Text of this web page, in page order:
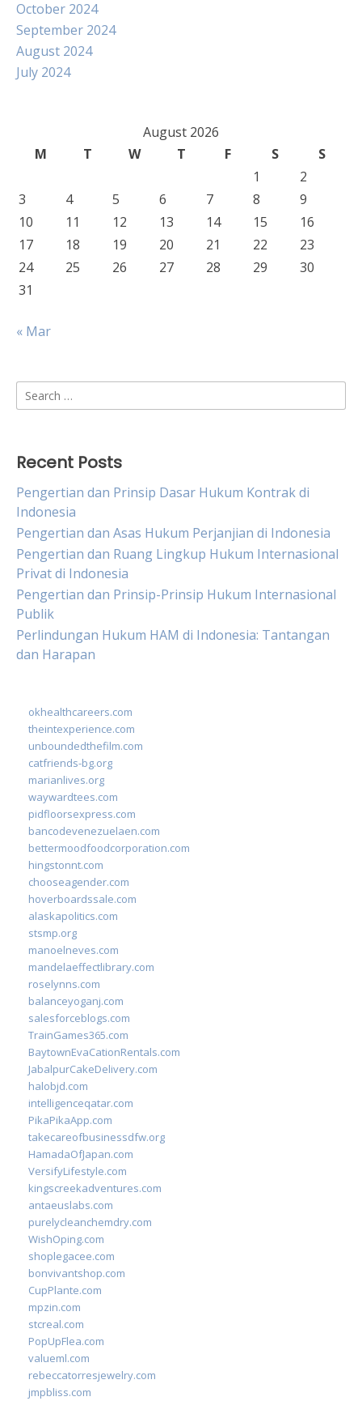
October 2024
September 2024
August 2024
July 2024
August 2026
M
T W T F S
S
1
2
3
4 5 6 7 8
9
10
11 12 13 14 15
16
17
18 19 20 21 22
23
24
25 26 27 28 29
30
31
« Mar
Search
for:
Recent Posts
Pengertian dan Prinsip Dasar Hukum Kontrak di
Indonesia
Pengertian dan Asas Hukum Perjanjian di Indonesia
Pengertian dan Ruang Lingkup Hukum Internasional
Privat di Indonesia
Pengertian dan Prinsip-Prinsip Hukum Internasional
Publik
Perlindungan Hukum HAM di Indonesia: Tantangan
dan Harapan
okhealthcareers.com
theintexperience.com
unboundedthefilm.com
catfriends-bg.org
marianlives.org
waywardtees.com
pidfloorsexpress.com
bancodevenezuelaen.com
bettermoodfoodcorporation.com
hingstonnt.com
chooseagender.com
hoverboardssale.com
alaskapolitics.com
stsmp.org
manoelneves.com
mandelaeffectlibrary.com
roselynns.com
balanceyoganj.com
salesforceblogs.com
TrainGames365.com
BaytownEvaCationRentals.com
JabalpurCakeDelivery.com
halobjd.com
intelligenceqatar.com
PikaPikaApp.com
takecareofbusinessdfw.org
HamadaOfJapan.com
VersifyLifestyle.com
kingscreekadventures.com
antaeuslabs.com
purelycleanchemdry.com
WishOping.com
shoplegacee.com
bonvivantshop.com
CupPlante.com
mpzin.com
stcreal.com
PopUpFlea.com
valueml.com
rebeccatorresjewelry.com
jmpbliss.com